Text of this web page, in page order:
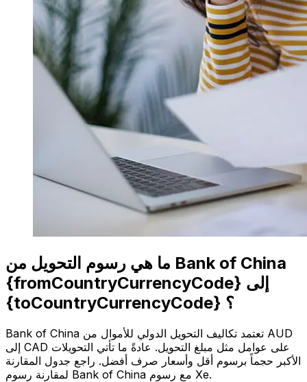
ما هي رسوم التحويل من Bank of China
{fromCountryCurrencyCode} إلى
{toCountryCurrencyCode} ؟
Bank of China تعتمد تكاليف التحويل الدولي للأموال من AUD
إلى CAD على عوامل مثل مبلغ التحويل. عادةً ما تأتي التحويلات
الأكبر حجماً برسوم أقل وأسعار صرف أفضل. راجع جدول المقارنة
لمقارنة رسوم Bank of China مع رسوم Xe.